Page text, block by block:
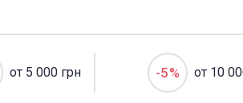
от 5 000 грн -5% от 10